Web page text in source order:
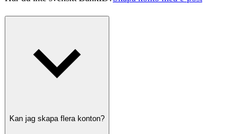
Kan jag skapa flera konton?